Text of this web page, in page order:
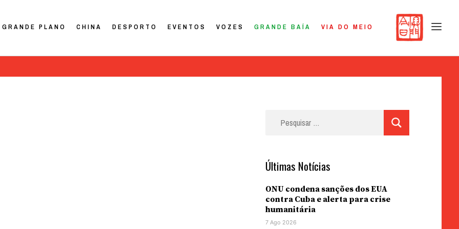
GRANDE PLANO CHINA DESPORTO EVENTOS VOZES GRANDE BAÍA VIA DO MEIO
Últimas Notícias
ONU condena sanções dos EUA
contra Cuba e alerta para crise
humanitária
7 Ago 2026